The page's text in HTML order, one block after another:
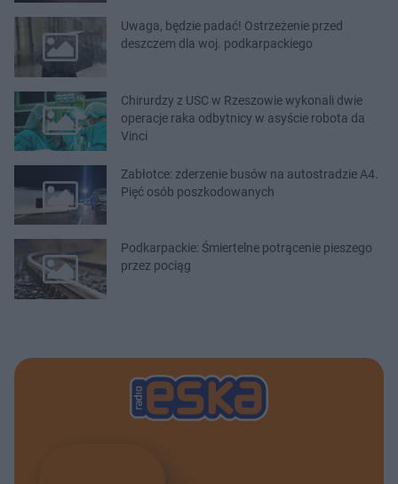
Uwaga, będzie padać! Ostrzeżenie przed
deszczem dla woj. podkarpackiego
Chirurdzy z USC w Rzeszowie wykonali dwie
operacje raka odbytnicy w asyście robota da
Vinci
Zabłotce: zderzenie busów na autostradzie A4.
Pięć osób poszkodowanych
Podkarpackie: Śmiertelne potrącenie pieszego
przez pociąg